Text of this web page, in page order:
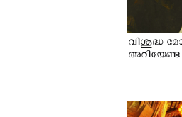
വിശുദ്ധ
അറിയേണ്ട